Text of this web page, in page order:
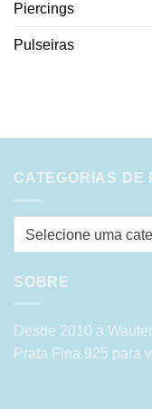
Piercings
Pulseiras
CATEGORIAS DE
Selecione uma
SOBRE
Desde 2010 a
Prata Fina 925 para